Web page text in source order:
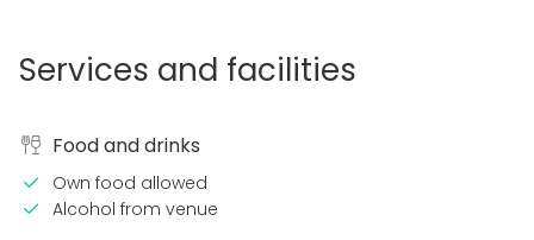
Services and facilities
Food and drinks
Own food allowed
Alcohol from venue